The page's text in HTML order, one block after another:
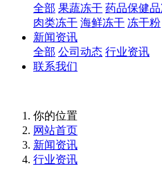
全部 果蔬冻干 药品保健
肉类冻干 海鲜冻干 冻干粉
新闻资讯
全部 公司动态 行业资讯
联系我们
你的位置
网站首页
新闻资讯
行业资讯